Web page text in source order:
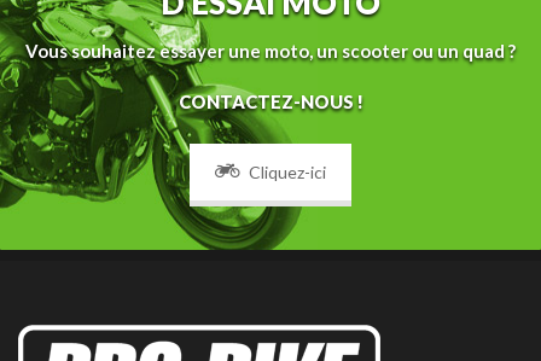
Vous souhaitez essayer une moto, un scooter ou un quad ?
CONTACTEZ-NOUS !
Cliquez-ici